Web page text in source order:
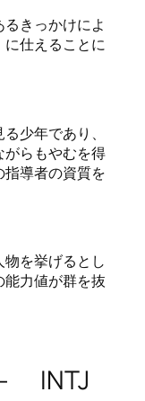
きっかけによ
に仕えることに
少年であり、
がらもやむを得
指導者の資質を
を挙げるとし
能力値が群を抜
INTJ